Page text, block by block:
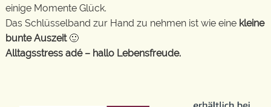
einige Momente Glück.
Das Schlüsselband zur Hand zu nehmen ist wie eine kleine
bunte Auszeit🙂
Alltagsstress adé – hallo Lebensfreude.